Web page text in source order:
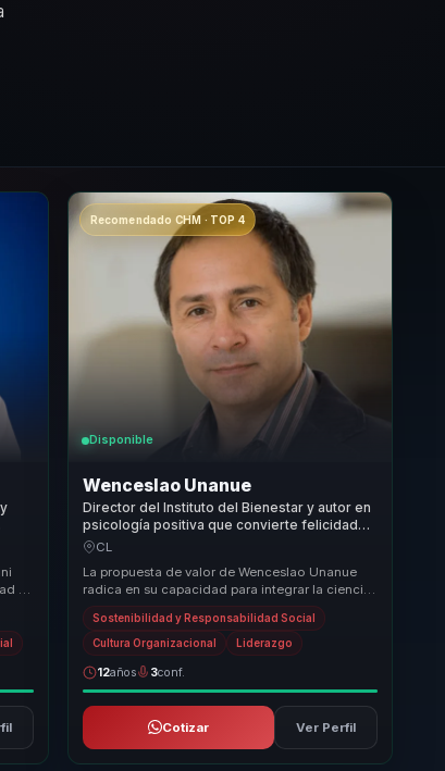
y
Recomendado CHM · TOP 4
Disponible
Wenceslao Unanue
Director del Instituto del Bienestar y autor en
psicología positiva que convierte felicidad
organizacional en productividad sostenible
CL
La propuesta de valor de Wenceslao Unanue
radica en su capacidad para integrar la ciencia
de la felicidad con las necesidades
empresarial...
Sostenibilidad y Responsabilidad Social
Cultura Organizacional Liderazgo
12años 3conf.
Cotizar Ver Perfil